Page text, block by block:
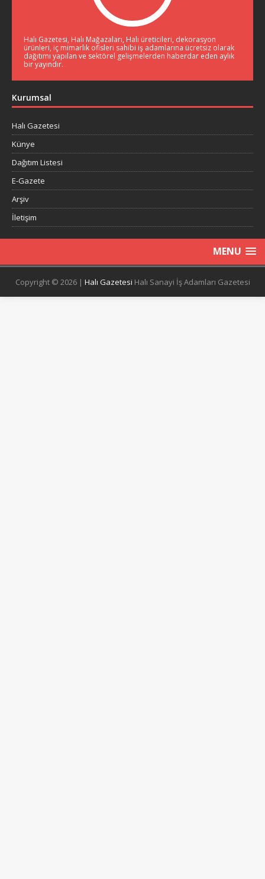
Halı Gazetesi, Halı Mağazaları, Halı üreticileri, dekorasyon
ürünleri, iç mimarlık ofisleri sahibi iş adamlarına ücretsiz olarak
dağıtımı yapılan ve sektörel gelişmelerden haberdar eden aylık
bir yayındır.
Kurumsal
Halı Gazetesi
Künye
Dağıtım Listesi
E-Gazete
Arşiv
İletişim
MENU
Copyright © 2026 | Halı Gazetesi Halı Sanayi İş Adamları Gazetesi